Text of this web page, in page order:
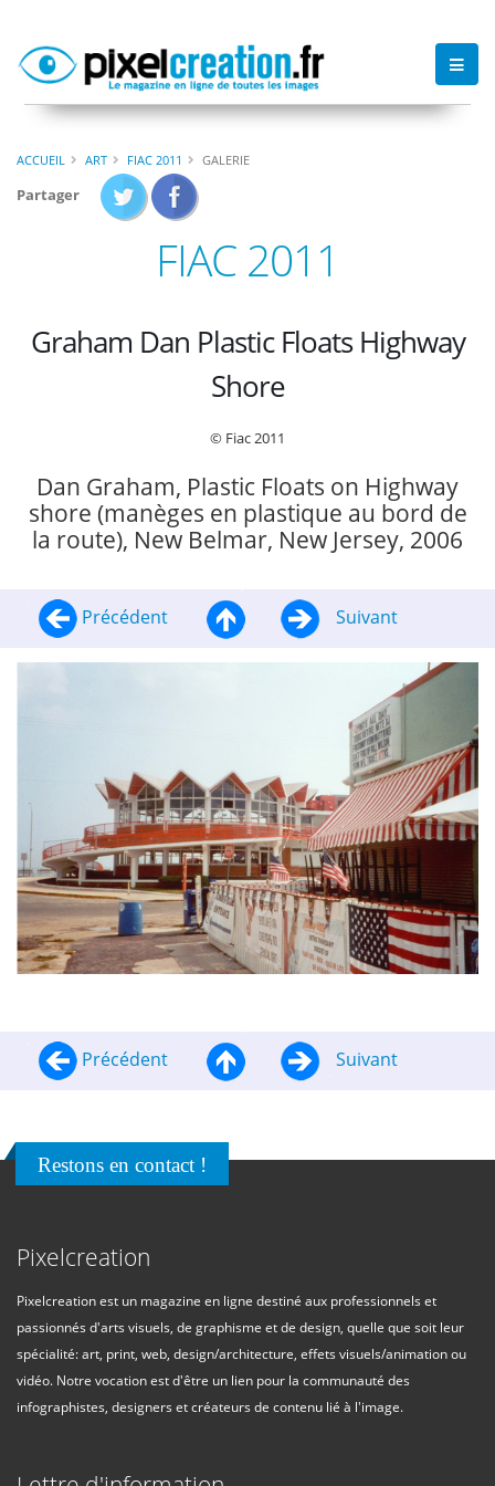
ACCUEIL ART FIAC 2011 GALERIE
Partager
FIAC 2011
Graham Dan Plastic Floats Highway
Shore
© Fiac 2011
Dan Graham, Plastic Floats on Highway
shore (manèges en plastique au bord de
la route), New Belmar, New Jersey, 2006
Précédent Suivant
Précédent Suivant
Restons en contact !
Pixelcreation
Pixelcreation est un magazine en ligne destiné aux professionnels et
passionnés d'arts visuels, de graphisme et de design, quelle que soit leur
spécialité: art, print, web, design/architecture, effets visuels/animation ou
vidéo. Notre vocation est d'être un lien pour la communauté des
infographistes, designers et créateurs de contenu lié à l'image.